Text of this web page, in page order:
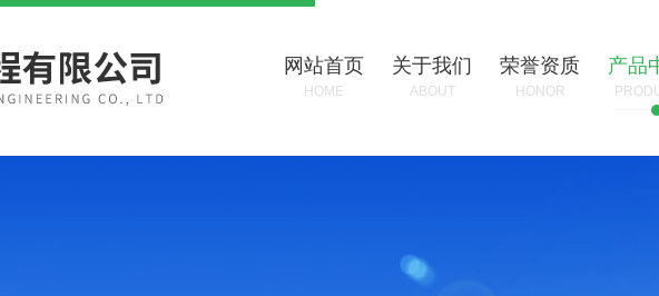
网站首页
HOME
关于我们
ABOUT
荣誉资质
HONOR
产品